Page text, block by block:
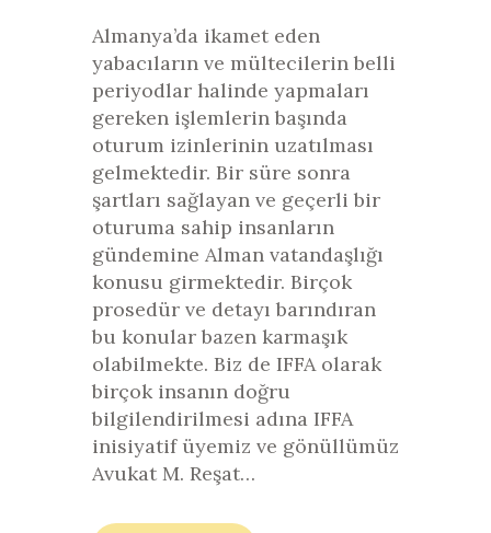
Almanya’da ikamet eden
yabacıların ve mültecilerin belli
periyodlar halinde yapmaları
gereken işlemlerin başında
oturum izinlerinin uzatılması
gelmektedir. Bir süre sonra
şartları sağlayan ve geçerli bir
oturuma sahip insanların
gündemine Alman vatandaşlığı
konusu girmektedir. Birçok
prosedür ve detayı barındıran
bu konular bazen karmaşık
olabilmekte. Biz de IFFA olarak
birçok insanın doğru
bilgilendirilmesi adına IFFA
inisiyatif üyemiz ve gönüllümüz
Avukat M. Reşat…